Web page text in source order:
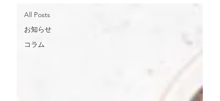
All Posts
お知らせ
コラム